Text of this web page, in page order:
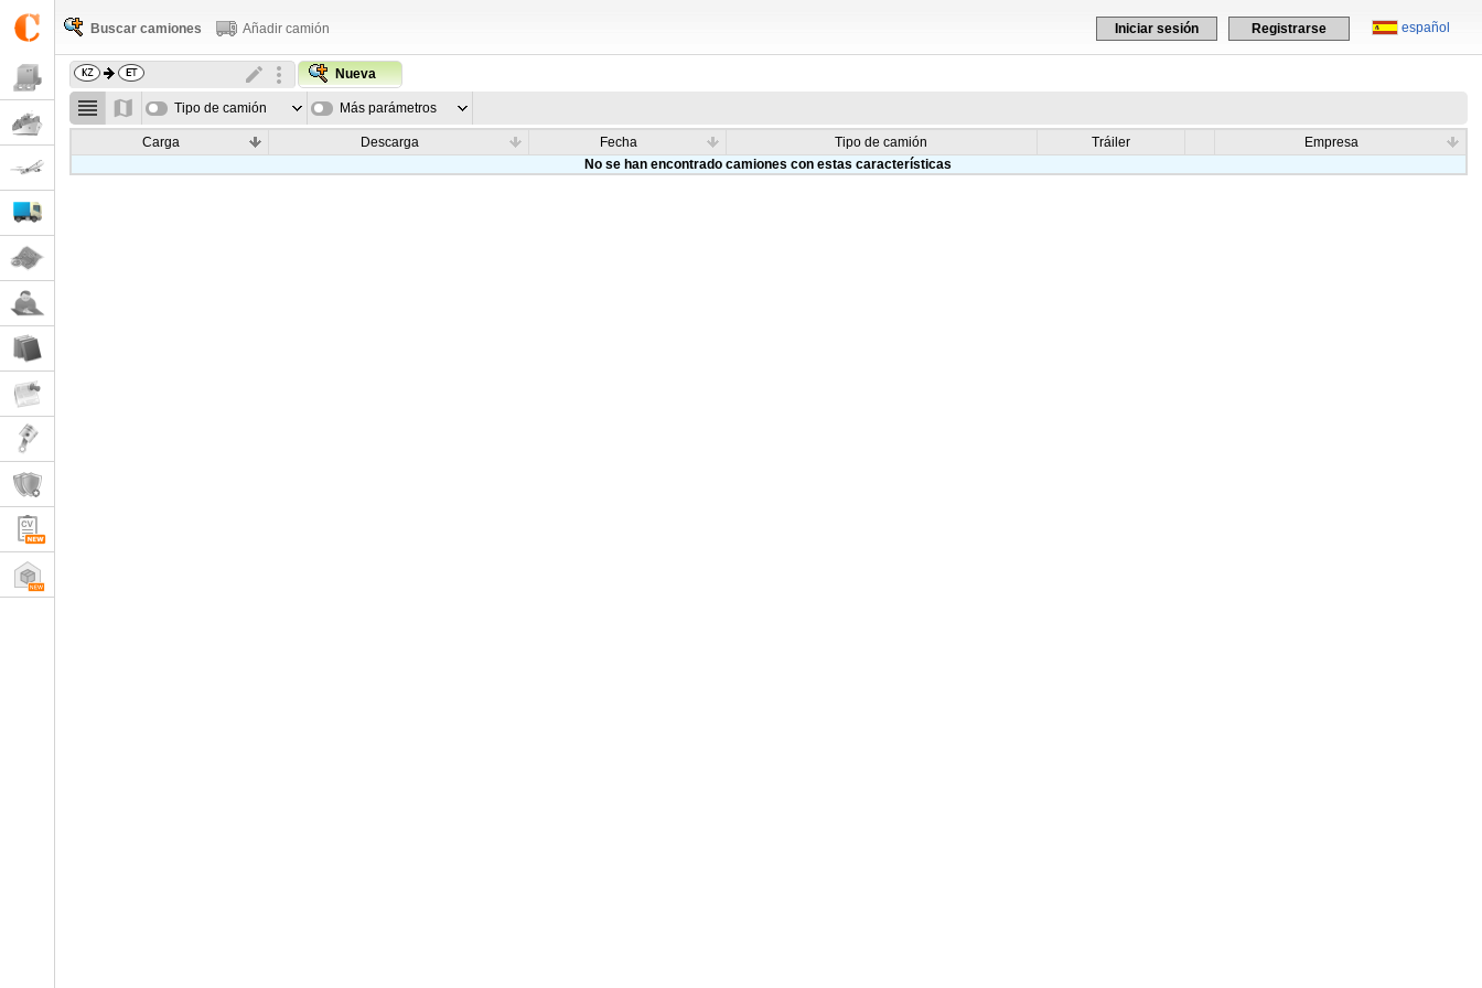
español
Iniciar sesión Registrarse
Buscar camiones Añadir camión
Nueva
Tipo de camión Más parámetros
Carga Descarga Fecha Tipo de camión Tráiler
Empresa
No se han encontrado camiones con estas características